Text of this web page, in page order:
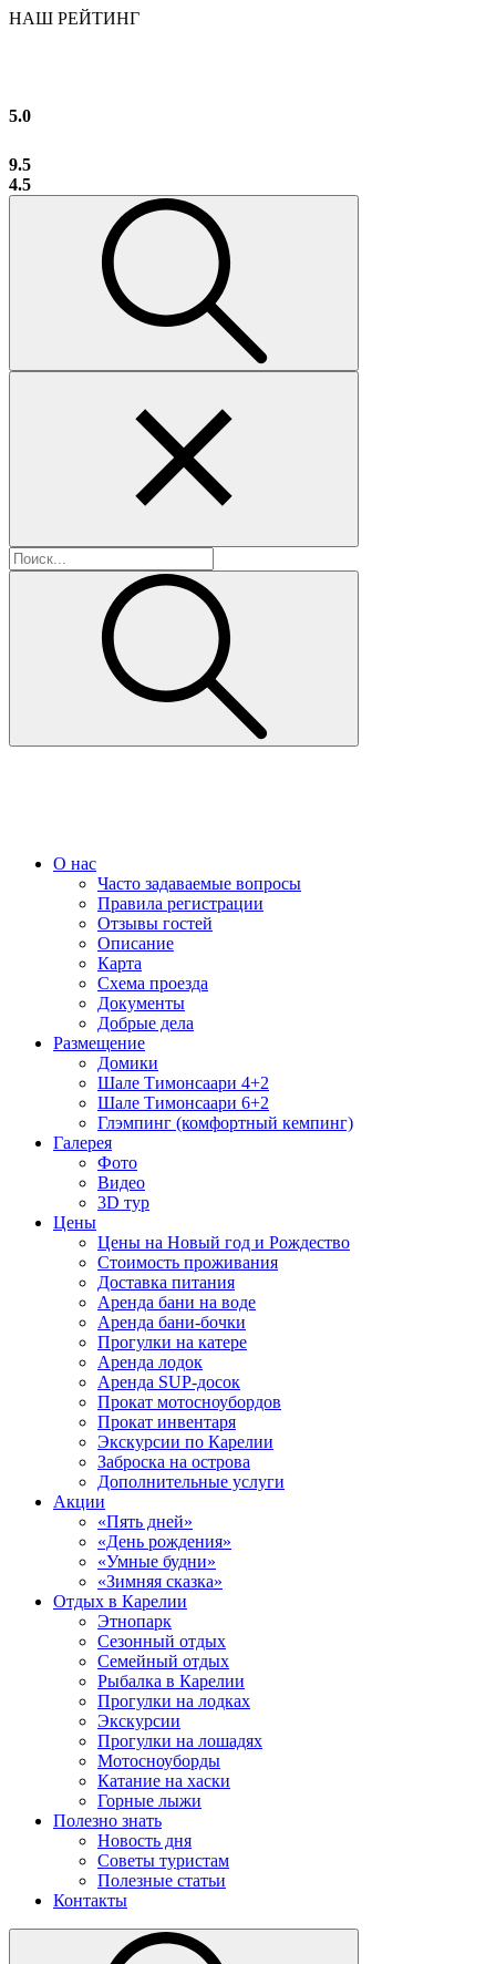
НАШ РЕЙТИНГ
5.0
9.5
4.5
О нас
Часто задаваемые вопросы
Правила регистрации
Отзывы гостей
Описание
Карта
Схема проезда
Документы
Добрые дела
Размещение
Домики
Шале Тимонсаари 4+2
Шале Тимонсаари 6+2
Глэмпинг (комфортный кемпинг)
Галерея
Фото
Видео
3D тур
Цены
Цены на Новый год и Рождество
Стоимость проживания
Доставка питания
Аренда бани на воде
Аренда бани-бочки
Прогулки на катере
Аренда лодок
Аренда SUP-досок
Прокат мотосноубордов
Прокат инвентаря
Экскурсии по Карелии
Заброска на острова
Дополнительные услуги
Акции
«Пять дней»
«День рождения»
«Умные будни»
«Зимняя сказка»
Отдых в Карелии
Этнопарк
Сезонный отдых
Семейный отдых
Рыбалка в Карелии
Прогулки на лодках
Экскурсии
Прогулки на лошадях
Мотосноуборды
Катание на хаски
Горные лыжи
Полезно знать
Новость дня
Советы туристам
Полезные статьи
Контакты